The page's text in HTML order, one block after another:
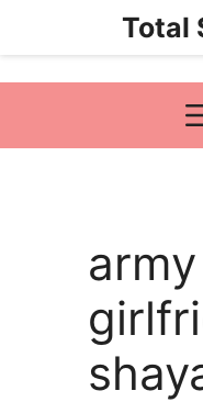
Total
army